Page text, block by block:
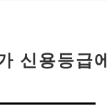
신용등급에